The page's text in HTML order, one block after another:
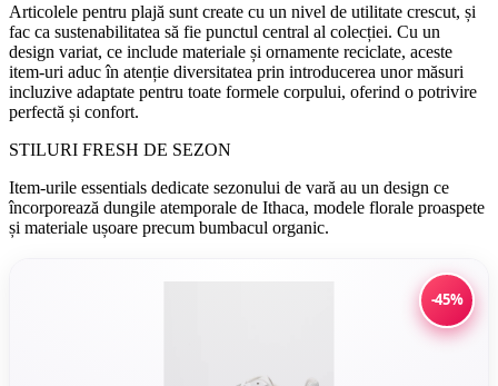
Articolele pentru plajă sunt create cu un nivel de utilitate crescut, și
fac ca sustenabilitatea să fie punctul central al colecției. Cu un
design variat, ce include materiale și ornamente reciclate, aceste
item-uri aduc în atenție diversitatea prin introducerea unor măsuri
incluzive adaptate pentru toate formele corpului, oferind o potrivire
perfectă și confort.
STILURI FRESH DE SEZON
Item-urile essentials dedicate sezonului de vară au un design ce
încorporează dungile atemporale de Ithaca, modele florale proaspete
și materiale ușoare precum bumbacul organic.
-45%